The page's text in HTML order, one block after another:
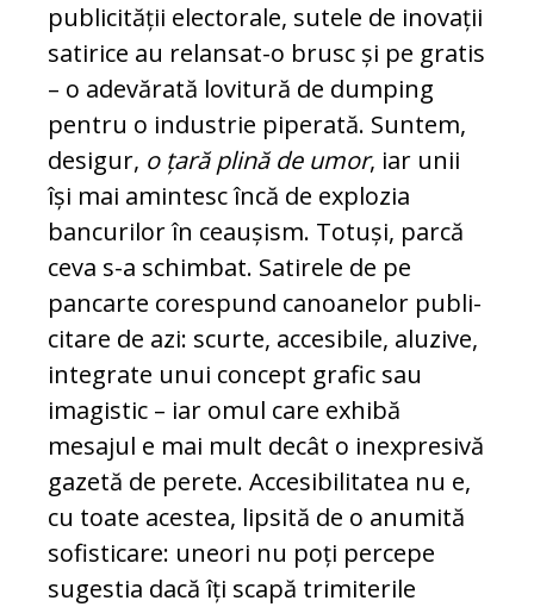
pu­bli­cității elec­to­rale, sutele de inovații
satirice au relansat-o brusc și pe gratis
– o ade­vărată lovitură de dumping
pentru o in­dustrie piperată. Suntem,
desigur, o ța­ră pli­nă de umor, iar unii
își mai amin­tesc încă de explozia
bancurilor în ceau­șism. To­tuși, parcă
ceva s-a schimbat. Sa­tirele de pe
pancarte corespund canoa­ne­lor pu­bli­
citare de azi: scurte, accesibile, aluzive,
in­tegrate unui concept grafic sau
imagistic – iar omul care exhibă
mesajul e mai mult decât o inexpresivă
gazetă de pe­rete. Accesibilitatea nu e,
cu toate acestea, lipsită de o anumită
sofisticare: uneori nu poți percepe
sugestia dacă îți scapă trimi­terile